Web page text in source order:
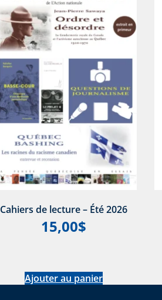
Cahiers de lecture – Été 2026
15,00$
Ajouter au panier